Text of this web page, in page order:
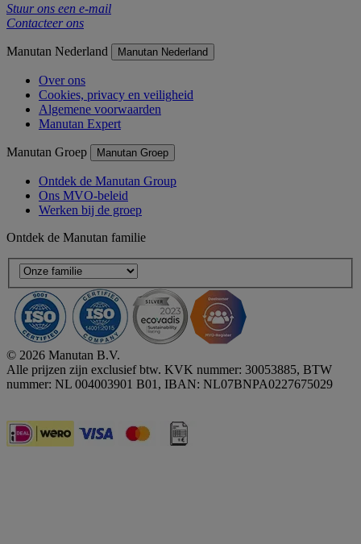
Stuur ons een e-mail
Contacteer ons
Manutan Nederland Manutan Nederland
Over ons
Cookies, privacy en veiligheid
Algemene voorwaarden
Manutan Expert
Manutan Groep Manutan Groep
Ontdek de Manutan Group
Ons MVO-beleid
Werken bij de groep
Ontdek de Manutan familie
© 2026 Manutan B.V.
Alle prijzen zijn exclusief btw. KVK nummer: 30053885, BTW
nummer: NL 004003901 B01, IBAN: NL07BNPA0227675029